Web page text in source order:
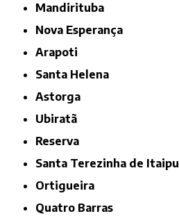
Mandirituba
Nova Esperança
Arapoti
Santa Helena
Astorga
Ubiratã
Reserva
Santa Terezinha de Itaipu
Ortigueira
Quatro Barras